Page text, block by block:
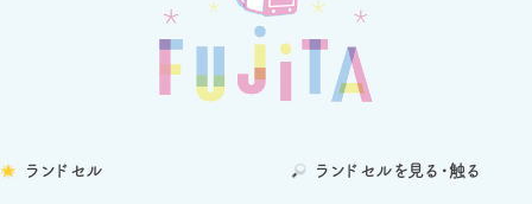
ランドセル ランドセルを 見る・触る